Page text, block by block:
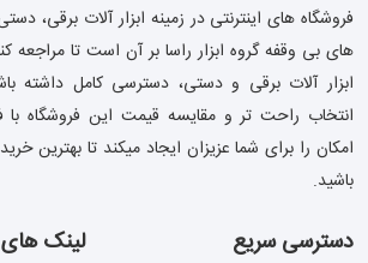
فروشگاه های اینترنتی در زمینه ابزار آلات برقی،
های بی وقفه گروه ابزار راسا بر آن است تا مراجعه
ابزار آلات برقی و دستی، دسترسی کامل داشته
انتخاب راحت تر و مقایسه قیمت این فروشگاه با
امکان را برای شما عزیزان ایجاد میکند تا بهترین
باشید.
دسترسی سریع لینک